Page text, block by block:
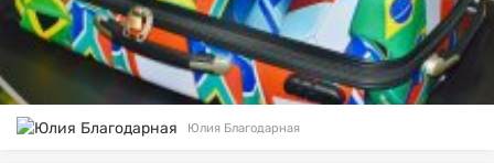
Юлия Благодарная